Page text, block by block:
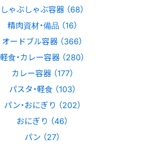
しゃぶしゃぶ容器 （68）
精肉資材・備品 （16）
オードブル容器 （366）
軽食・カレー容器 （280）
カレー容器 （177）
パスタ・軽食 （103）
パン・おにぎり （202）
おにぎり （46）
パン （27）